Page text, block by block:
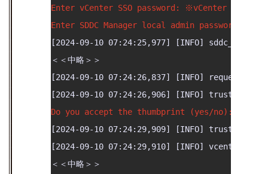
Enter vCenter SSO password: ※vCenter Serverの
Enter SDDC Manager local admin password:
[2024-09-10 07:24:25,977] [INFO]
＜＜中略＞＞
[2024-09-10 07:24:26,837] [INFO]
Do you accept the thumbprint (yes/no): yes
[2024-09-10 07:24:29,909] [INFO]
[2024-09-10 07:24:29,910] [INFO]
＜＜中略＞＞